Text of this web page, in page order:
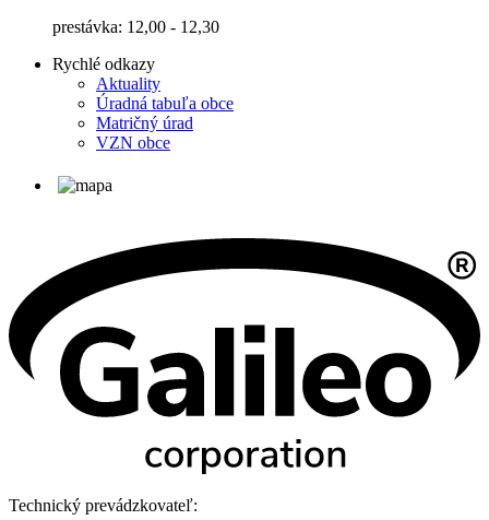
prestávka: 12,00 - 12,30
Rychlé odkazy
Aktuality
Úradná tabuľa obce
Matričný úrad
VZN obce
Technický prevádzkovateľ: